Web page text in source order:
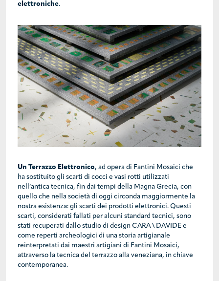
elettroniche.
Un Terrazzo Elettronico, ad opera di Fantini Mosaici che
ha sostituito gli scarti di cocci e vasi rotti utilizzati
nell’antica tecnica, fin dai tempi della Magna Grecia, con
quello che nella società di oggi circonda maggiormente la
nostra esistenza: gli scarti dei prodotti elettronici. Questi
scarti, considerati fallati per alcuni standard tecnici, sono
stati recuperati dallo studio di design CARA \ DAVIDE e
come reperti archeologici di una storia artigianale
reinterpretati dai maestri artigiani di Fantini Mosaici,
attraverso la tecnica del terrazzo alla veneziana, in chiave
contemporanea.